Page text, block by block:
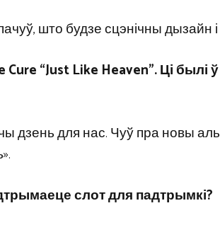
што будзе сцэнічны дызайн
“Just Like Heaven”. Ці былі
дзень для нас. Чуў пра новы
слот для падтрымкі?